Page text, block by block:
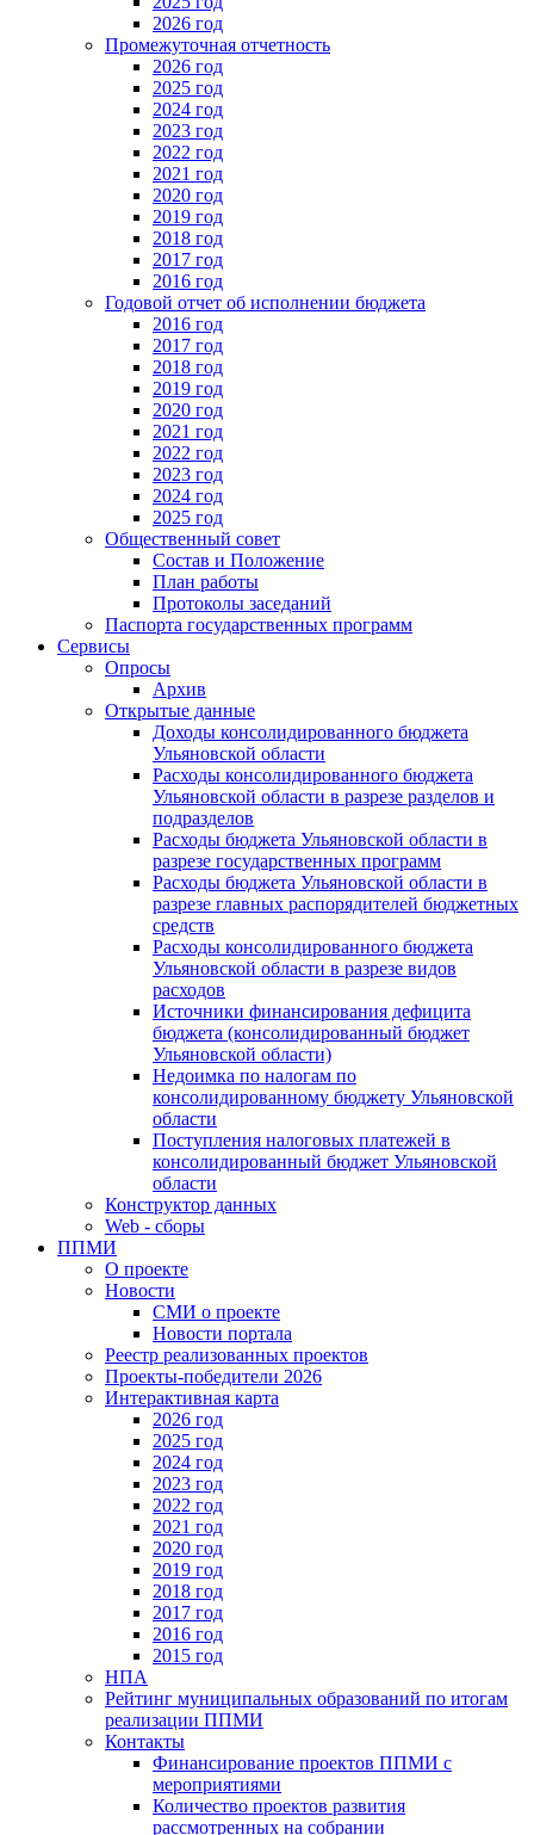
2026 год
Промежуточная отчетность
2026 год
2025 год
2024 год
2023 год
2022 год
2021 год
2020 год
2019 год
2018 год
2017 год
2016 год
Годовой отчет об исполнении бюджета
2016 год
2017 год
2018 год
2019 год
2020 год
2021 год
2022 год
2023 год
2024 год
2025 год
Общественный совет
Состав и Положение
План работы
Протоколы заседаний
Паспорта государственных программ
Сервисы
Опросы
Архив
Открытые данные
Доходы консолидированного бюджета
Ульяновской области
Расходы консолидированного бюджета
Ульяновской области в разрезе разделов и
подразделов
Расходы бюджета Ульяновской области в
разрезе государственных программ
Расходы бюджета Ульяновской области в
разрезе главных распорядителей бюджетных
средств
Расходы консолидированного бюджета
Ульяновской области в разрезе видов
расходов
Источники финансирования дефицита
бюджета (консолидированный бюджет
Ульяновской области)
Недоимка по налогам по
консолидированному бюджету Ульяновской
области
Поступления налоговых платежей в
консолидированный бюджет Ульяновской
области
Конструктор данных
Web - сборы
ППМИ
О проекте
Новости
СМИ о проекте
Новости портала
Реестр реализованных проектов
Проекты-победители 2026
Интерактивная карта
2026 год
2025 год
2024 год
2023 год
2022 год
2021 год
2020 год
2019 год
2018 год
2017 год
2016 год
2015 год
НПА
Рейтинг муниципальных образований по итогам
реализации ППМИ
Контакты
Финансирование проектов ППМИ с
мероприятиями
Количество проектов развития
рассмотренных на собрании